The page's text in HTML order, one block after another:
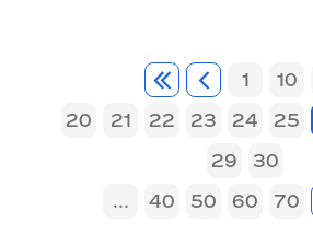
1 10
20
21 22 23 24 25
29
30
...
40 50 60 70